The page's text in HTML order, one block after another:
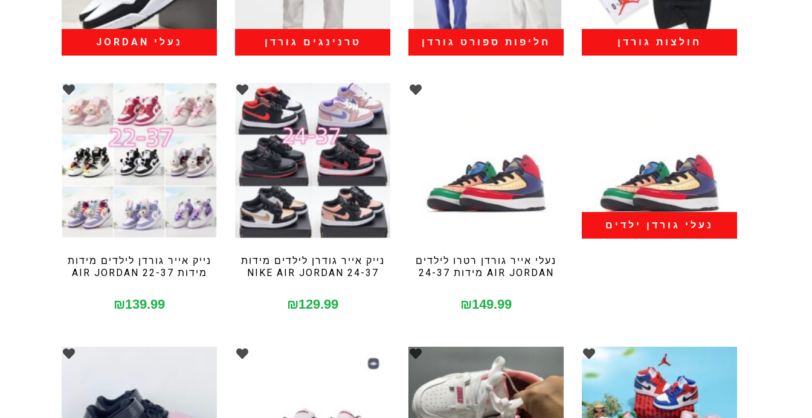
חולצות גורדן חליפות ספורט גורדן טרנינגים גורדן נעלי JORDAN
נעלי גורדן ילדים
נעלי אייר גורדן רטרו לילדים
AIR JORDAN מידות 24-37
₪149.99
נייק אייר גודרן לילדים מידות
24-37 NIKE AIR JORDAN
₪129.99
נייק אייר גורדן לילדים מידות
מידות 22-37 AIR JORDAN
₪139.99